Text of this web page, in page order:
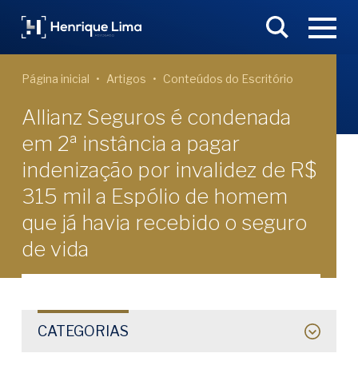
Página inicial Artigos Conteúdos do Escritório
Allianz Seguros é condenada
em 2ª instância a pagar
indenização por invalidez de R$
315 mil a Espólio de homem
que já havia recebido o seguro
de vida
CATEGORIAS